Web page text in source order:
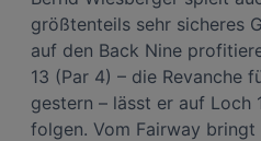
größtenteils sehr sicheres
auf den Back Nine
13 (Par 4) – die Revanche
gestern – lässt er auf Loch
folgen. Vom Fairway